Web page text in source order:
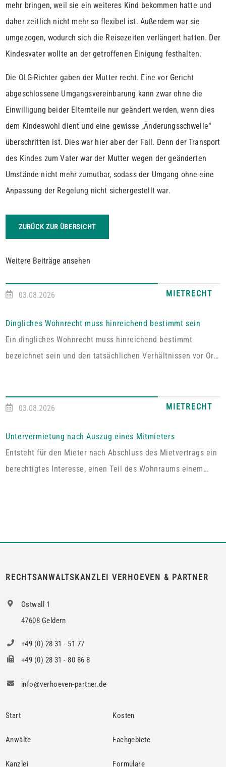
mehr bringen, weil sie ein weiteres Kind bekommen hatte und
daher zeitlich nicht mehr so flexibel ist. Außerdem war sie
umgezogen, wodurch sich die Reisezeiten verlängert hatten. Der
Kindesvater wollte an der getroffenen Einigung festhalten.
Die OLG-Richter gaben der Mutter recht. Eine vor Gericht
abgeschlossene Umgangsvereinbarung kann zwar ohne die
Einwilligung beider Elternteile nur geändert werden, wenn dies
dem Kindeswohl dient und eine gewisse „Änderungsschwelle“
überschritten ist. Dies war hier aber der Fall. Denn der Transport
des Kindes zum Vater war der Mutter wegen der geänderten
Umstände nicht mehr zumutbar, sodass der Umgang ohne eine
Anpassung der Regelung nicht sichergestellt war.
ZURÜCK ZUR ÜBERSICHT
Weitere Beiträge ansehen
03.08.2026 MIETRECHT
Dingliches Wohnrecht muss hinreichend bestimmt sein
Ein dingliches Wohnrecht muss hinreichend bestimmt
bezeichnet sein und den tatsächlichen Verhältnissen vor Ort
Oberlandesgericht Zweibrücken entschiedenen Fall umfasste
alleinige ausschließliche Benutzung der abgeschlossenen
Wohnung im Dachgeschoss“. Tatsächlich handelt es sich bei
dem […]
03.08.2026 MIETRECHT
Untervermietung nach Auszug eines Mitmieters
Entsteht für den Mieter nach Abschluss des Mietvertrags ein
berechtigtes Interesse, einen Teil des Wohnraums einem
RECHTSANWALTSKANZLEI VERHOEVEN & PARTNER
Ostwall 1
47608 Geldern
+49 (0) 28 31 - 51 77
+49 (0) 28 31 - 80 86 8
info@verhoeven-partner.de
Start Kosten
Anwälte Fachgebiete
Kanzlei Formulare